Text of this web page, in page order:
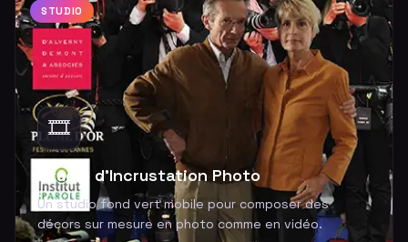
STUDIO
🎞️
Studio d'Incrustation Photo
Un studio fond vert mobile pour composer des
décors sur mesure en photo comme en vidéo.